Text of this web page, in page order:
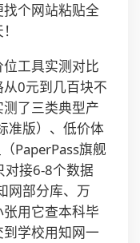
个网站粘贴全
工具实测对比
0元到几百块不
了三类典型产
准版）、低价体
PaperPass旗舰
接6-8个数据
网部分库、万
用它查本科毕
学校用知网一